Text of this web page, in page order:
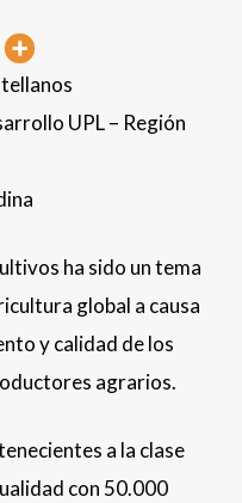
UPL – Región
ha sido un tema
global a causa
y calidad de los
agrarios.
a la clase
con 50.000